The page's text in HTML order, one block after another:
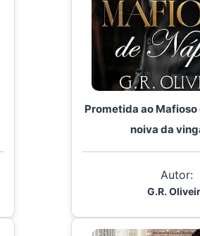
Prometida ao Mafioso
noiva da
Autor:
G.R.